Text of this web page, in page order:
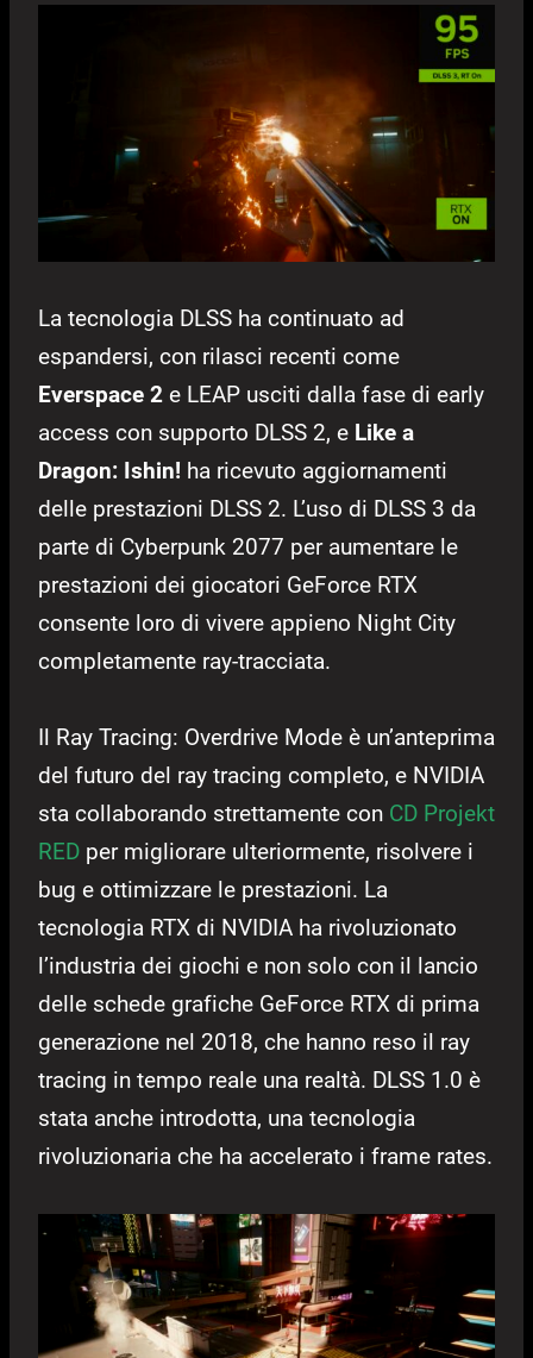
La tecnologia DLSS ha continuato ad
espandersi, con rilasci recenti come
Everspace 2 e LEAP usciti dalla fase di early
access con supporto DLSS 2, e Like a
Dragon: Ishin! ha ricevuto aggiornamenti
delle prestazioni DLSS 2. L’uso di DLSS 3 da
parte di Cyberpunk 2077 per aumentare le
prestazioni dei giocatori GeForce RTX
consente loro di vivere appieno Night City
completamente ray-tracciata.
Il Ray Tracing: Overdrive Mode è un’anteprima
del futuro del ray tracing completo, e NVIDIA
sta collaborando strettamente con CD Projekt
RED per migliorare ulteriormente, risolvere i
bug e ottimizzare le prestazioni. La
tecnologia RTX di NVIDIA ha rivoluzionato
l’industria dei giochi e non solo con il lancio
delle schede grafiche GeForce RTX di prima
generazione nel 2018, che hanno reso il ray
tracing in tempo reale una realtà. DLSS 1.0 è
stata anche introdotta, una tecnologia
rivoluzionaria che ha accelerato i frame rates.